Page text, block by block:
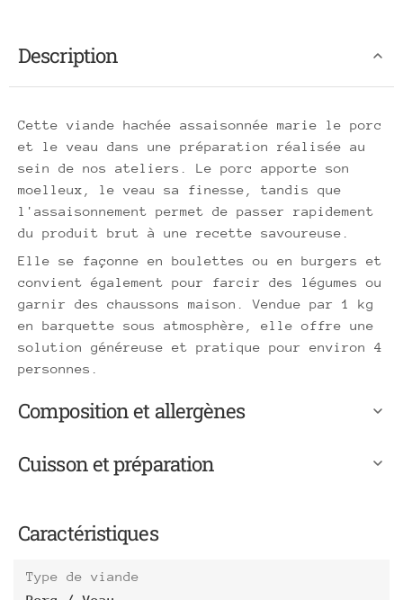
Description
Cette viande hachée assaisonnée marie le porc
et le veau dans une préparation réalisée au
sein de nos ateliers. Le porc apporte son
moelleux, le veau sa finesse, tandis que
l'assaisonnement permet de passer rapidement
du produit brut à une recette savoureuse.
Elle se façonne en boulettes ou en burgers et
convient également pour farcir des légumes ou
garnir des chaussons maison. Vendue par 1 kg
en barquette sous atmosphère, elle offre une
solution généreuse et pratique pour environ 4
personnes.
Composition et allergènes
Cuisson et préparation
Caractéristiques
Type de viande